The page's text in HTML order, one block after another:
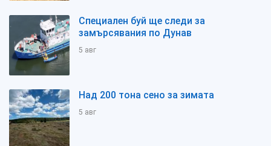
Специален буй ще следи за
замърсявания по Дунав
5 авг
Над 200 тона сено за зимата
5 авг